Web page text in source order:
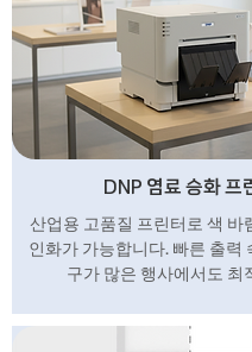
DNP 염료 승화 프
산업용 고품질 프린터로 색 바
인화가 가능합니다. 빠른 출력
구가 많은 행사에서도 최